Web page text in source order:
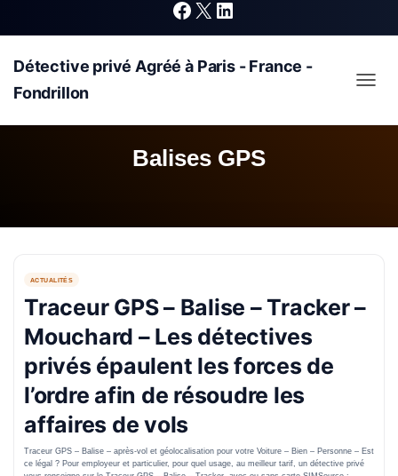
F
o
k
X L
I
n
Détective privé Agréé à Paris - France -
Fondrillon
Balises GPS
ACTUALITÉS
Traceur GPS – Balise – Tracker –
Mouchard – Les détectives
privés épaulent les forces de
l’ordre afin de résoudre les
affaires de vols
Traceur GPS – Balise – après-vol et géolocalisation pour votre Voiture – Bien – Personne – Est
ce légal ? Pour employeur et particulier, pour quel usage, au meilleur tarif, un détective privé